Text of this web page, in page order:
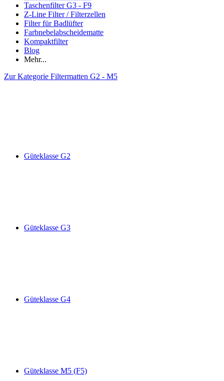
Taschenfilter G3 - F9
Z-Line Filter / Filterzellen
Filter für Badlüfter
Farbnebelabscheidematte
Kompaktfilter
Blog
Mehr...
Zur Kategorie Filtermatten G2 - M5
Güteklasse G2
Güteklasse G3
Güteklasse G4
Güteklasse M5 (F5)